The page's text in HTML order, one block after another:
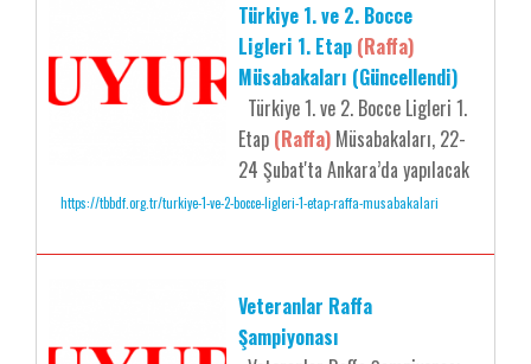
Türkiye 1. ve 2. Bocce
Ligleri 1. Etap (Raffa)
Müsabakaları (Güncellendi)
Türkiye 1. ve 2. Bocce Ligleri 1.
Etap (Raffa) Müsabakaları, 22-
24 Şubat'ta Ankara’da yapılacak
https://tbbdf.org.tr/turkiye-1-ve-2-bocce-ligleri-1-etap-raffa-musabakalari
Veteranlar Raffa
Şampiyonası